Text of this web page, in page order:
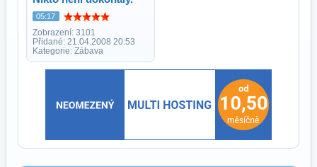
05:17
Zobrazení: 3101
Přidané: 21.04.2008 20:53
Kategorie: Zábava